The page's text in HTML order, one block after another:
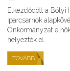
Elkezdődött a Bólyi
iparcsarnok
Önkormányzat
helyezték el.
TOVÁBB